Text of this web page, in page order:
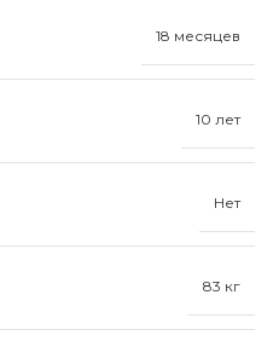
18 месяцев
10 лет
Нет
83 кг